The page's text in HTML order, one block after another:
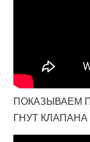
ПОКАЗЫВАЕМ
ГНУТ